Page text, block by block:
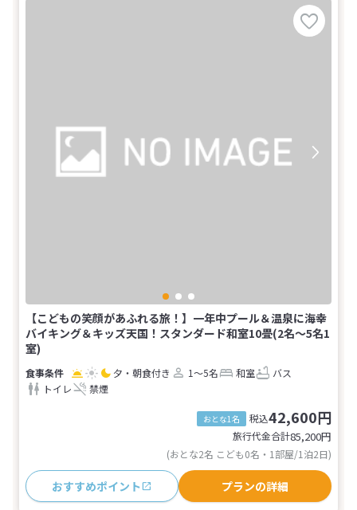
【こどもの笑顔があふれる旅！】一年中プール＆温泉に海幸
バイキング＆キッズ天国！スタンダード和室10畳(2名～5名1
室)
夕・朝食付き 1～5名 和室
バス
トイレ
禁煙
おとな1名 税込42,600円
旅行代金合計85,200円
(おとな2名 こども0名・1部屋/1泊2日)
おすすめポイント プランの詳細